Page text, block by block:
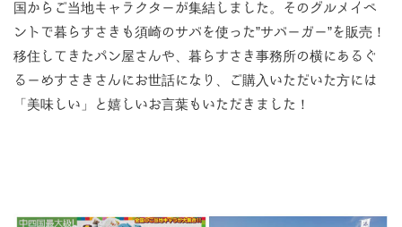
国からご当地キャラクターが集結しました。そのグルメイベ
ントで暮らすさきも須崎のサバを使った”サバーガー”を販売！
移住してきたパン屋さんや、暮らすさき事務所の横にあるぐ
るーめすさきさんにお世話になり、ご購入いただいた方には
「美味しい」と嬉しいお言葉もいただきました！